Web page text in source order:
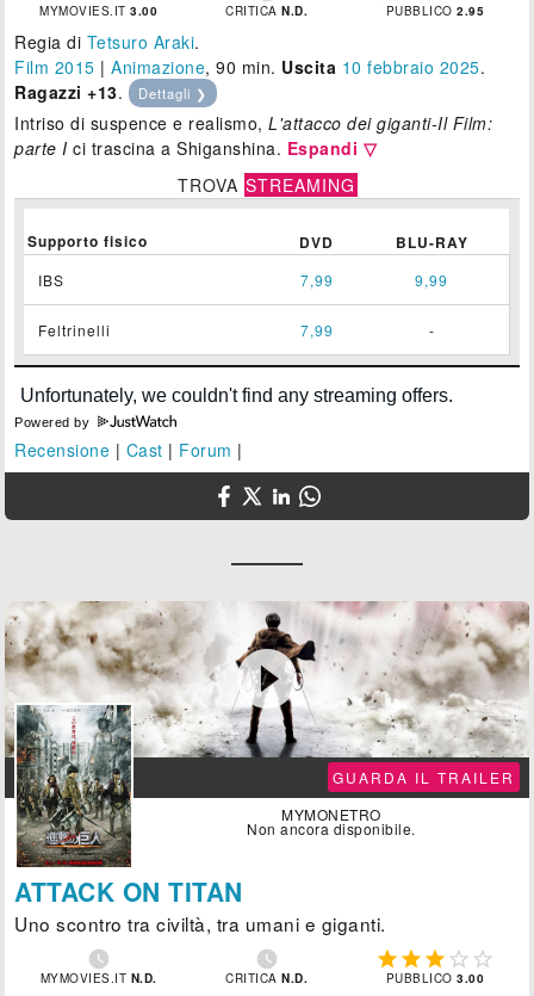
MYMOVIES.IT3.00 CRITICAN.D. PUBBLICO2.95
Regia di Tetsuro Araki.
Film 2015 |Animazione, 90 min. Uscita 10 febbraio 2025.
Ragazzi +13. Dettagli ❯
Intriso di suspence e realismo,L'attacco dei giganti-Il Film:
parte I ci trascina a Shiganshina. Espandi ▽
TROVA STREAMING
Supporto fisico DVD BLU-RAY
IBS 7,99 9,99
Feltrinelli 7,99 -
Powered by
Recensione | Cast | Forum |

GUARDA IL TRAILER
MYMONETRO
Non ancora disponibile.
ATTACK ON TITAN
Uno scontro tra civiltà, tra umani e giganti.

MYMOVIES.IT N.D.

CRITICAN.D.
    
PUBBLICO3.00